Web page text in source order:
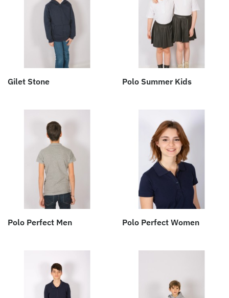
Gilet Stone Polo Summer Kids
Polo Perfect Men Polo Perfect Women